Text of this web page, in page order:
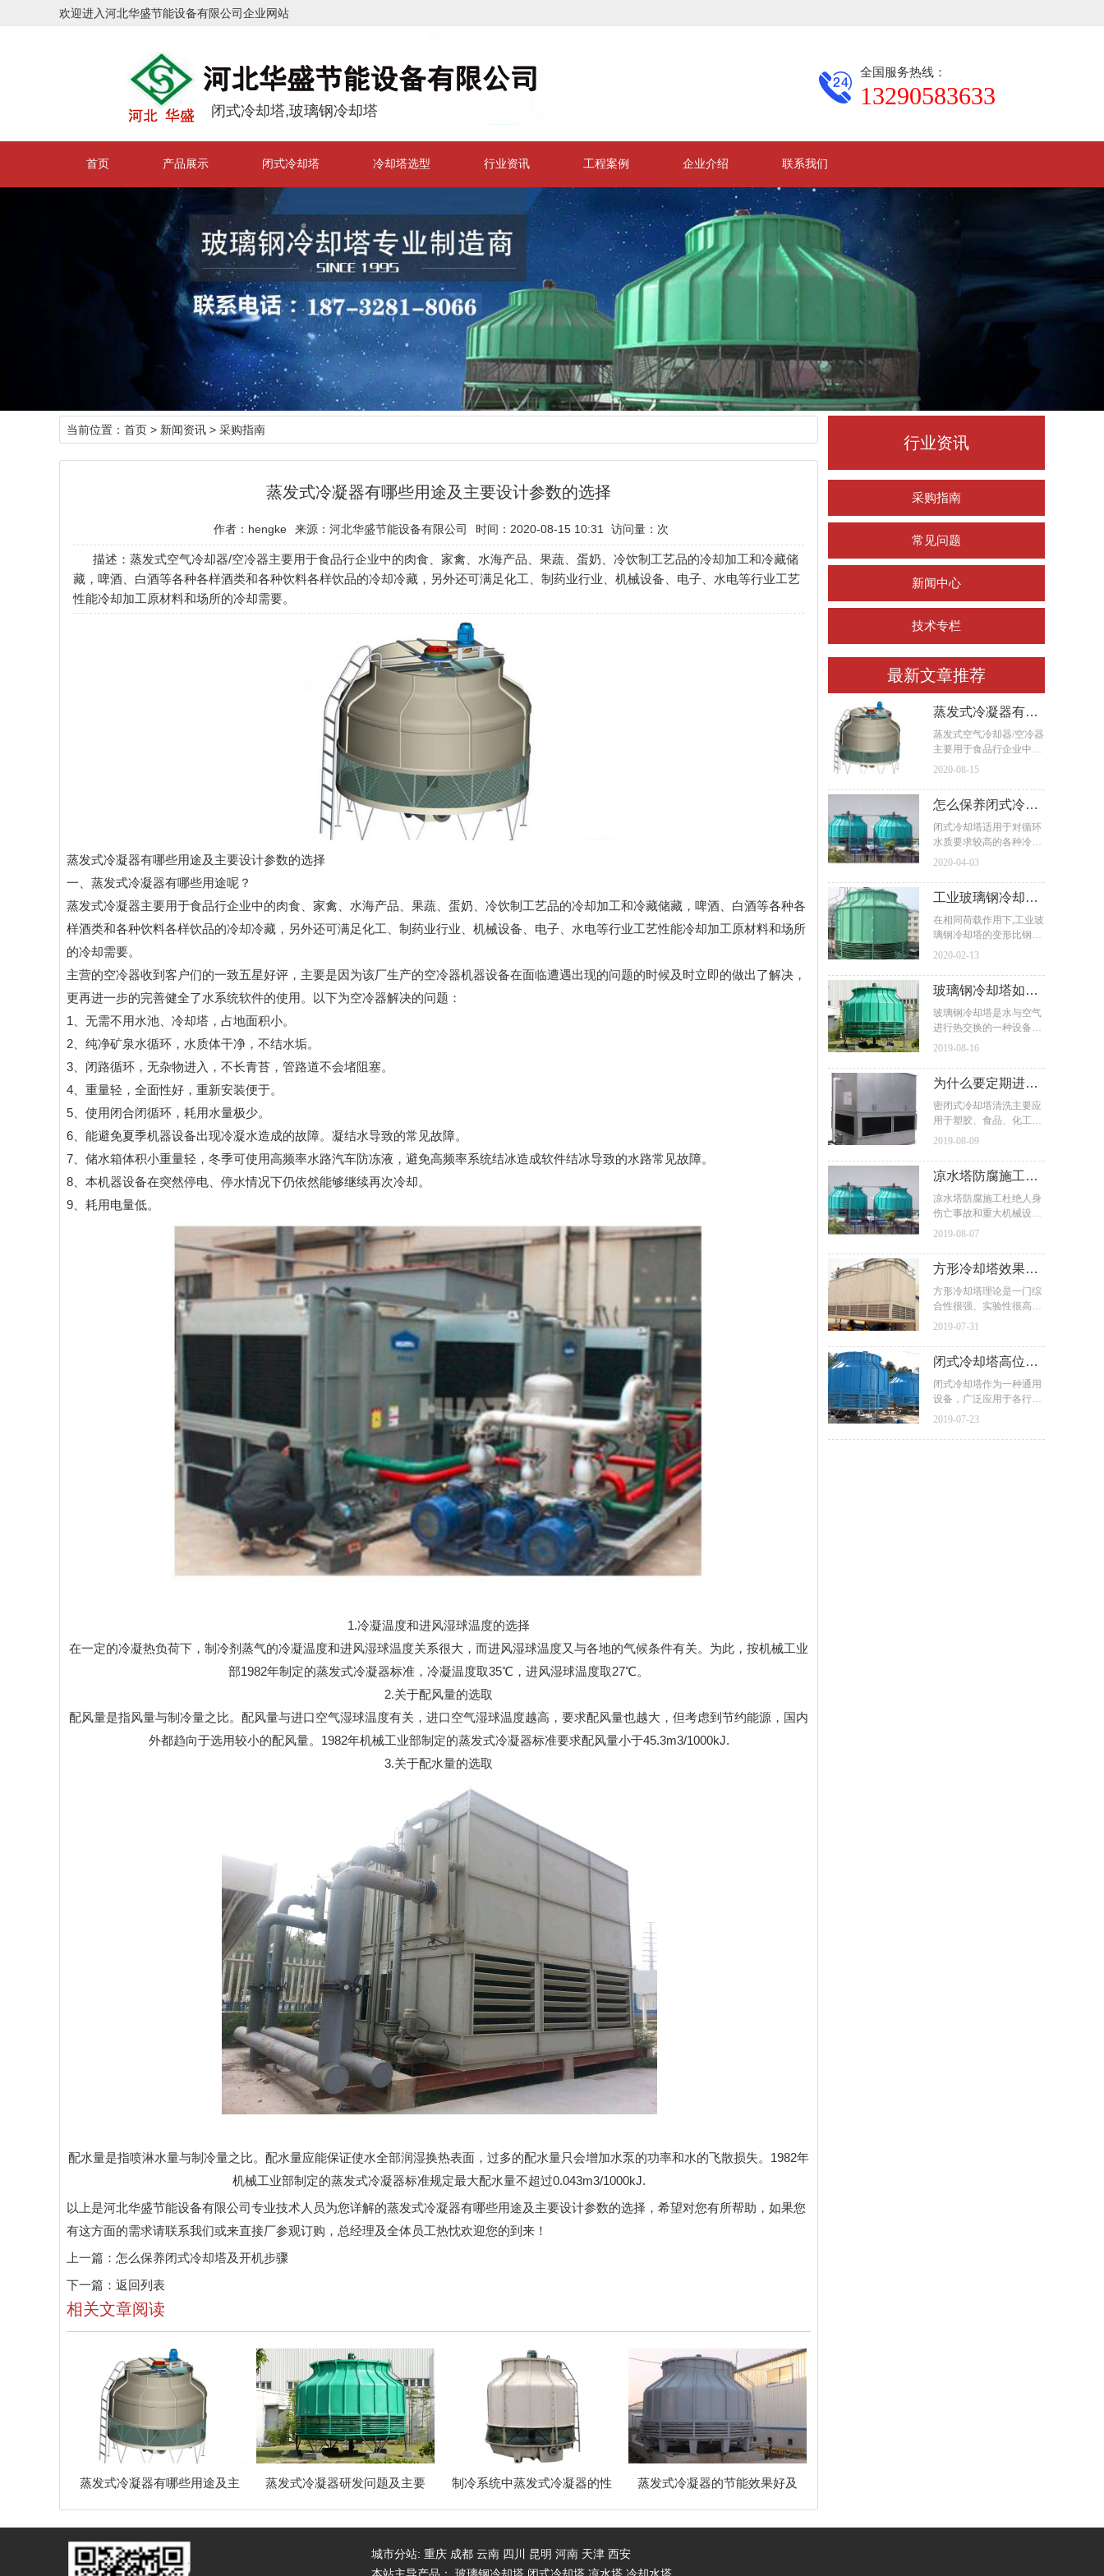
欢迎进入河北华盛节能设备有限公司企业网站
闭式冷却塔,玻璃钢冷却塔
全国服务热线：
13290583633
首页 产品展示 闭式冷却塔 冷却塔选型 行业资讯 工程案例 企业介绍 联系我们
行业资讯
采购指南
常见问题
新闻中心
技术专栏
最新文章推荐
蒸发式冷凝器有哪
些用途及主要设计
参数的选择
蒸发式空气冷却器/空冷器
主要用于食品行企业中的
肉食、家禽、水海产品、
品的冷却加工和冷藏储
藏，啤酒、白酒等各种各
样酒类和各种饮料各样饮
品的冷却冷藏，另外还可
机械设备、电子、水电等
行业工艺性能冷却加工原
材料和场所的冷却需要。
2020-08-15
怎么保养闭式冷却
塔及开机步骤
闭式冷却塔适用于对循环
水质要求较高的各种冷却
系统，在电力、化工、钢
有应用前景。另一方面，
与空冷式热交换器相比，
蒸发式冷却塔利用管下侧
水的蒸发潜热，使空气侧
有明显的优点。闭式冷却
塔是将管式换热器置于塔
内，通过流通的空气、喷
证降温效果。
2020-04-03
工业玻璃钢冷却塔
要如何加强处理及
工作过程
在相同荷载作用下,工业玻
璃钢冷却塔的变形比钢大,
也就是说,在相同刚度的设
钢的厚度.厚度的增加不仅
会给FRP槽的形成过程带
来困难,而且会大大增加生
产成本.这一问题在储罐设
用是解决这一难题的有效
途径之一.工业FRP冷却塔
的头有半球形、半椭球形
于施工。
2020-02-13
玻璃钢冷却塔如何
计算所需尺寸及如
何提高塔的性能参
数
玻璃钢冷却塔是水与空气
进行热交换的一种设备，
它主要由风机、电机、填
盘等组成，而进行热交换
主要由在风机作用下比较
低温空气与填料中的水进
行热交换而降低水温。高
以下要求：涂料：水性涂
料、粉末涂料、高固体分
和无溶剂涂料。
2019-08-16
为什么要定期进行
密闭式冷却塔清洗
及维护保养方法
密闭式冷却塔清洗主要应
用于塑胶、食品、化工、
钢铁、冷冻、火力发电
域。利用水作循环冷却
剂，使塔体内发热的冷却
水跟空气流动接触热交换
产生蒸汽，挥发带走热
着蒸发散热、降低水温、
保证系统正常使用的作
用。
2019-08-09
凉水塔防腐施工工
程的注意事项及施
工技术措施
凉水塔防腐施工杜绝人身
伤亡事故和重大机械设备
损坏事故、不发生火灾事
塔防腐施工严格控制各种
习惯性违章。建立凉水塔
防腐工程质量保证体系。
落实各部门各级岗位责任
程、工艺标准的贯彻执
行，落实重点工程施工技
术措施的制定，开展创优
2019-08-07
方形冷却塔效果如
何及其特点
方形冷却塔理论是一门综
合性很强、实验性很高的
系统学科。以流体动力学
结构，根据测试估算通风
阻力，参考风机特性曲线
以及测试数据优化选择、
符合风量要求和达到噪声
的电机，使冷效、能耗、
噪声、外观达到一个优化
2019-07-31
闭式冷却塔高位水
箱放置位置问题及
自动控制说明
闭式冷却塔作为一种通用
设备，广泛应用于各行各
业。高位水箱的作用一是
道提供压力。其实高位水
2019-07-23
当前位置： 首页 > 新闻资讯 > 采购指南
蒸发式冷凝器有哪些用途及主要设计参数的选择
作者：hengke 来源：河北华盛节能设备有限公司 时间：2020-08-15 10:31 访问量： 次
描述：蒸发式空气冷却器/空冷器主要用于食品行企业中的肉食、家禽、水海产品、果蔬、蛋奶、冷饮制工艺品的冷却加工和冷藏储
藏，啤酒、白酒等各种各样酒类和各种饮料各样饮品的冷却冷藏，另外还可满足化工、制药业行业、机械设备、电子、水电等行业工艺
性能冷却加工原材料和场所的冷却需要。
蒸发式冷凝器有哪些用途及主要设计参数的选择
一、蒸发式冷凝器有哪些用途呢？
蒸发式冷凝器主要用于食品行企业中的肉食、家禽、水海产品、果蔬、蛋奶、冷饮制工艺品的冷却加工和冷藏储藏，啤酒、白酒等各种各
样酒类和各种饮料各样饮品的冷却冷藏，另外还可满足化工、制药业行业、机械设备、电子、水电等行业工艺性能冷却加工原材料和场所
的冷却需要。
主营的空冷器收到客户们的一致五星好评，主要是因为该厂生产的空冷器机器设备在面临遭遇出现的问题的时候及时立即的做出了解决，
更再进一步的完善健全了水系统软件的使用。以下为空冷器解决的问题：
1、无需不用水池、冷却塔，占地面积小。
2、纯净矿泉水循环，水质体干净，不结水垢。
3、闭路循环，无杂物进入，不长青苔，管路道不会堵阻塞。
4、重量轻，全面性好，重新安装便于。
5、使用闭合闭循环，耗用水量极少。
6、能避免夏季机器设备出现冷凝水造成的故障。凝结水导致的常见故障。
7、储水箱体积小重量轻，冬季可使用高频率水路汽车防冻液，避免高频率系统结冰造成软件结冰导致的水路常见故障。
8、本机器设备在突然停电、停水情况下仍依然能够继续再次冷却。
9、耗用电量低。
1.冷凝温度和进风湿球温度的选择
在一定的冷凝热负荷下，制冷剂蒸气的冷凝温度和进风湿球温度关系很大，而进风湿球温度又与各地的气候条件有关。为此，按机械工业
部1982年制定的蒸发式冷凝器标准，冷凝温度取35℃，进风湿球温度取27℃。
2.关于配风量的选取
配风量是指风量与制冷量之比。配风量与进口空气湿球温度有关，进口空气湿球温度越高，要求配风量也越大，但考虑到节约能源，国内
外都趋向于选用较小的配风量。1982年机械工业部制定的蒸发式冷凝器标准要求配风量小于45.3m3/1000kJ.
3.关于配水量的选取
配水量是指喷淋水量与制冷量之比。配水量应能保证使水全部润湿换热表面，过多的配水量只会增加水泵的功率和水的飞散损失。1982年
机械工业部制定的蒸发式冷凝器标准规定最大配水量不超过0.043m3/1000kJ.
以上是河北华盛节能设备有限公司专业技术人员为您详解的蒸发式冷凝器有哪些用途及主要设计参数的选择，希望对您有所帮助，如果您
有这方面的需求请联系我们或来直接厂参观订购，总经理及全体员工热忱欢迎您的到来！
上一篇： 怎么保养闭式冷却塔及开机步骤
下一篇： 返回列表
相关文章阅读
蒸发式冷凝器有哪些用途及主 蒸发式冷凝器研发问题及主要 制冷系统中蒸发式冷凝器的性 蒸发式冷凝器的节能效果好及
城市分站: 重庆 成都 云南 四川 昆明 河南 天津 西安